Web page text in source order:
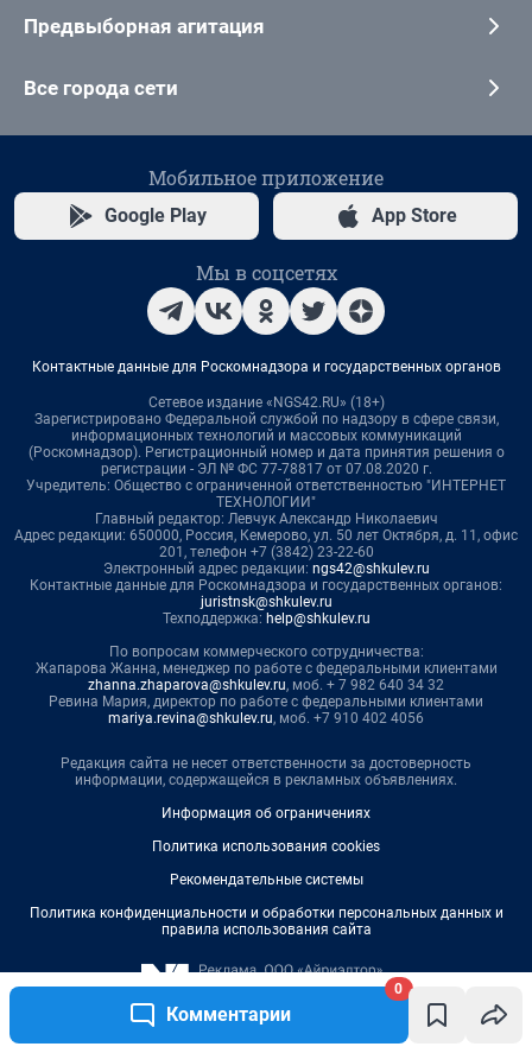
Комментарии
0
Предвыборная агитация
Все города сети
Мобильное приложение
Google Play App Store
Мы в соцсетях
Контактные данные для Роскомнадзора и государственных органов
Сетевое издание «NGS42.RU» (18+)
Зарегистрировано Федеральной службой по надзору в сфере связи,
информационных технологий и массовых коммуникаций
(Роскомнадзор). Регистрационный номер и дата принятия решения о
регистрации - ЭЛ № ФС 77-78817 от 07.08.2020 г.
Учредитель: Общество с ограниченной ответственностью "ИНТЕРНЕТ
ТЕХНОЛОГИИ"
Главный редактор: Левчук Александр Николаевич
Адрес редакции: 650000, Россия, Кемерово, ул. 50 лет Октября, д. 11, офис
201, телефон +7 (3842) 23-22-60
Электронный адрес редакции: ngs42@shkulev.ru
Контактные данные для Роскомнадзора и государственных органов:
juristnsk@shkulev.ru
Техподдержка: help@shkulev.ru
По вопросам коммерческого сотрудничества:
Жапарова Жанна, менеджер по работе с федеральными клиентами
zhanna.zhaparova@shkulev.ru, моб. + 7 982 640 34 32
Ревина Мария, директор по работе с федеральными клиентами
mariya.revina@shkulev.ru, моб. +7 910 402 4056
Редакция сайта не несет ответственности за достоверность
информации, содержащейся в рекламных объявлениях.
Информация об ограничениях
Политика использования cookies
Рекомендательные системы
Политика конфиденциальности и обработки персональных данных и
правила использования сайта